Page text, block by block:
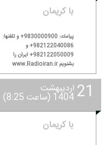
با كریمان
پیامك: 9830000900+ و تلفنها:
982122040086+ و
982122050009+ ایران را
بشنویم www.Radioiran.ir
21 اردیبهشت
1404 (ساعت 8:25)
با كریمان